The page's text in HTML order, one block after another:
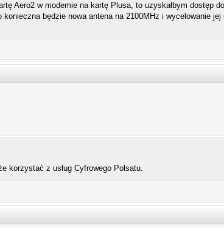
Aero2 w modemie na kartę Plusa, to uzyskałbym dostęp
będzie nowa antena na 2100MHz i wycelowanie
korzystać z usług Cyfrowego Polsatu.